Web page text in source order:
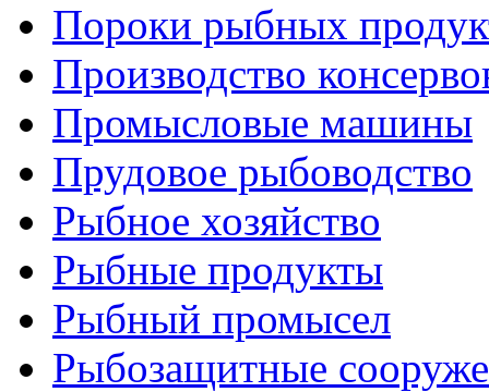
Пороки рыбных
Производство
Промысловые машины
Прудовое рыбоводство
Рыбное хозяйство
Рыбные продукты
Рыбный промысел
Рыбозащитные